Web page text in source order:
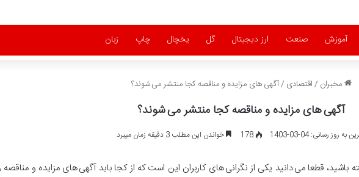
آموزش صنعت ارز دیجیتال گل یخچال چاپ زبان
مخبران /اقتصادی /آگهی های مزایده و مناقصه کجا منتشر می شوند؟
آگهی های مزایده و مناقصه کجا منتشر می شوند؟
به روز رسانی: 04-03-1403 178 خواندن این مطلب 3 دقیقه زمان میبرد
باشید، قطعا می دانید یکی از نگرانی های کاربران این است که از کجا باید آگهی های مزایده و مناقصه